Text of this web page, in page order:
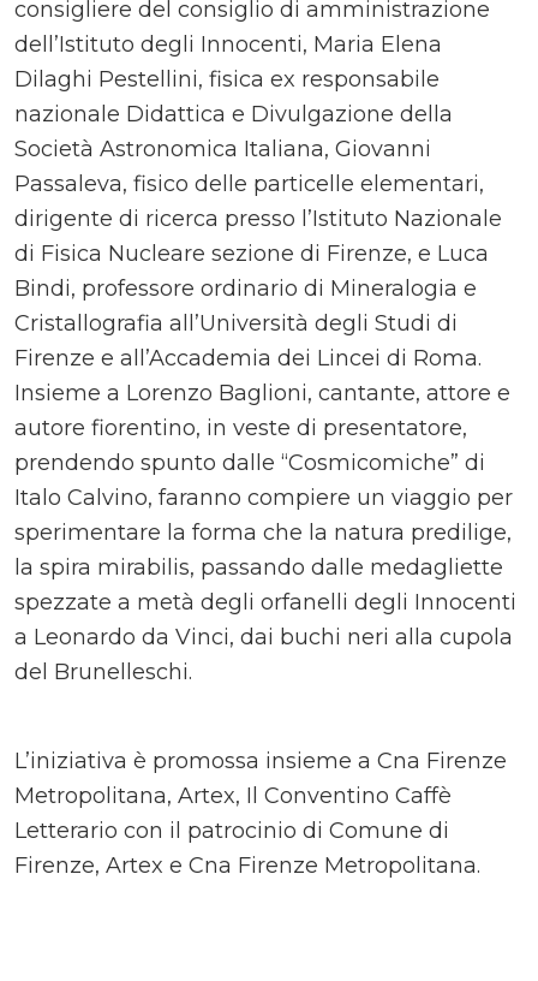
consigliere del consiglio di amministrazione
dell’Istituto degli Innocenti, Maria Elena
Dilaghi Pestellini, fisica ex responsabile
nazionale Didattica e Divulgazione della
Società Astronomica Italiana, Giovanni
Passaleva, fisico delle particelle elementari,
dirigente di ricerca presso l’Istituto Nazionale
di Fisica Nucleare sezione di Firenze, e Luca
Bindi, professore ordinario di Mineralogia e
Cristallografia all’Università degli Studi di
Firenze e all’Accademia dei Lincei di Roma.
Insieme a Lorenzo Baglioni, cantante, attore e
autore fiorentino, in veste di presentatore,
prendendo spunto dalle “Cosmicomiche” di
Italo Calvino, faranno compiere un viaggio per
sperimentare la forma che la natura predilige,
la spira mirabilis, passando dalle medagliette
spezzate a metà degli orfanelli degli Innocenti
a Leonardo da Vinci, dai buchi neri alla cupola
del Brunelleschi.
L’iniziativa è promossa insieme a Cna Firenze
Metropolitana, Artex, Il Conventino Caffè
Letterario con il patrocinio di Comune di
Firenze, Artex e Cna Firenze Metropolitana.